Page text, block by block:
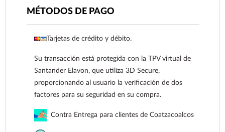
MÉTODOS DE PAGO
Tarjetas de crédito y débito.
Su transacción está protegida con la TPV virtual de
Santander Elavon, que utiliza 3D Secure,
proporcionando al usuario la verificación de dos
factores para su seguridad en su compra.
Contra Entrega para clientes de Coatzacoalcos